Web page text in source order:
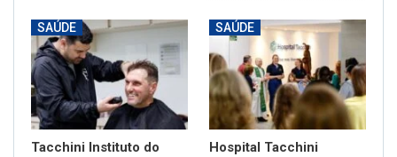
SAÚDE
Tacchini Instituto do
SAÚDE
Hospital Tacchini